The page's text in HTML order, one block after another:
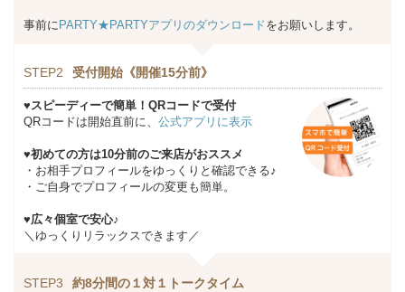
事前に PARTY★PARTYアプリのダウンロードをお願いします。
STEP2 受付開始《開催15分前》
♥スピーディーで簡単！QRコードで受付
QRコードは開始直前に、 公式アプリに表示
♥初めての方は10分前のご来店がおススメ
・お相手プロフィールをゆっくりと確認できる♪
・ご自身でプロフィールの変更も簡単。
♥広々個室で安心♪
＼ゆっくりリラックスできます／
STEP3 約8分間の１対１トークタイム